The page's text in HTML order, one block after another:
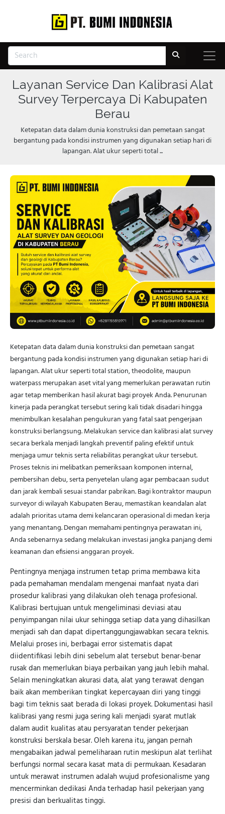
Layanan Service Dan Kalibrasi Alat
Survey Terpercaya Di Kabupaten
Berau
Ketepatan data dalam dunia konstruksi dan pemetaan sangat
bergantung pada kondisi instrumen yang digunakan setiap hari di
lapangan. Alat ukur seperti total ...
Ketepatan data dalam dunia konstruksi dan pemetaan sangat
bergantung pada kondisi instrumen yang digunakan setiap hari di
lapangan. Alat ukur seperti total station, theodolite, maupun
waterpass merupakan aset vital yang memerlukan perawatan rutin
agar tetap memberikan hasil akurat bagi proyek Anda. Penurunan
kinerja pada perangkat tersebut sering kali tidak disadari hingga
menimbulkan kesalahan pengukuran yang fatal saat pengerjaan
konstruksi berlangsung. Melakukan service dan kalibrasi alat survey
secara berkala menjadi langkah preventif paling efektif untuk
menjaga umur teknis serta reliabilitas perangkat ukur tersebut.
Proses teknis ini melibatkan pemeriksaan komponen internal,
pembersihan debu, serta penyetelan ulang agar pembacaan sudut
dan jarak kembali sesuai standar pabrikan. Bagi kontraktor maupun
surveyor di wilayah Kabupaten Berau, memastikan keandalan alat
adalah prioritas utama demi kelancaran operasional di medan kerja
yang menantang. Dengan memahami pentingnya perawatan ini,
Anda sebenarnya sedang melakukan investasi jangka panjang demi
keamanan dan efisiensi anggaran proyek.
Pentingnya menjaga instrumen tetap prima membawa kita
pada pemahaman mendalam mengenai manfaat nyata dari
prosedur kalibrasi yang dilakukan oleh tenaga profesional.
Kalibrasi bertujuan untuk mengeliminasi deviasi atau
penyimpangan nilai ukur sehingga setiap data yang dihasilkan
menjadi sah dan dapat dipertanggungjawabkan secara teknis.
Melalui proses ini, berbagai error sistematis dapat
diidentifikasi lebih dini sebelum alat tersebut benar-benar
rusak dan memerlukan biaya perbaikan yang jauh lebih mahal.
Selain meningkatkan akurasi data, alat yang terawat dengan
baik akan memberikan tingkat kepercayaan diri yang tinggi
bagi tim teknis saat berada di lokasi proyek. Dokumentasi hasil
kalibrasi yang resmi juga sering kali menjadi syarat mutlak
dalam audit kualitas atau persyaratan tender pekerjaan
konstruksi berskala besar. Oleh karena itu, jangan pernah
mengabaikan jadwal pemeliharaan rutin meskipun alat terlihat
berfungsi normal secara kasat mata di permukaan. Kesadaran
untuk merawat instrumen adalah wujud profesionalisme yang
mencerminkan dedikasi Anda terhadap hasil pekerjaan yang
presisi dan berkualitas tinggi.